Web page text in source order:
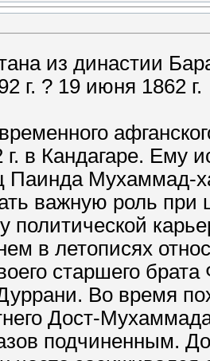
из династии
г. ? 19 июня 1862 г.
в Кандагаре. Ему
Паинда Мухаммад-
важную роль при
политической
в летописях
старшего
Во время
Дост-
подчиненным.